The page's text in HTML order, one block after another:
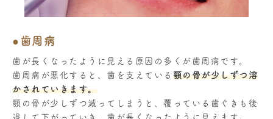
●歯周病
歯が長くなったように見える原因の多くが歯周病です。
歯周病が悪化すると、歯を支えている 顎の骨が少しずつ溶
かされていきます。
顎の骨が少しずつ減ってしまうと、覆っている歯ぐきも後